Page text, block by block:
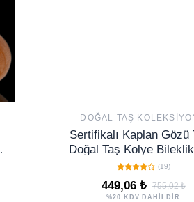
DOĞAL TAŞ
Sertifikalı Kaplan Gözü
Doğal Taş Kolye
(19)
449,06 ₺ 755,02 ₺
%20 KDV DAHİLDİR